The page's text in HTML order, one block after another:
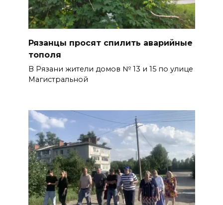
Рязанцы просят спилить аварийные
тополя
В Рязани жители домов № 13 и 15 по улице
Магистральной